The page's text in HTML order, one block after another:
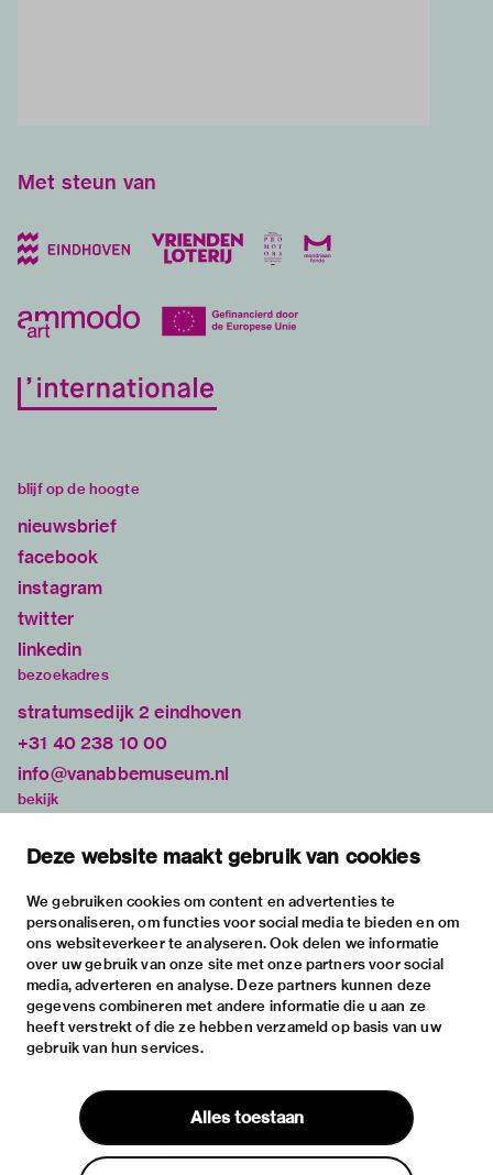
Deze website maakt gebruik van cookies
We gebruiken cookies om content en advertenties te
personaliseren, om functies voor social media te bieden en om
ons websiteverkeer te analyseren. Ook delen we informatie
over uw gebruik van onze site met onze partners voor social
media, adverteren en analyse. Deze partners kunnen deze
gegevens combineren met andere informatie die u aan ze
heeft verstrekt of die ze hebben verzameld op basis van uw
gebruik van hun services.
Alles toestaan
Met steun van
blijf op de hoogte
nieuwsbrief
facebook
instagram
twitter
linkedin
bezoekadres
stratumsedijk 2 eindhoven
+31 40 238 10 00
info@vanabbemuseum.nl
bekijk
activiteiten
praktische informatie
over
het museum
de collectie
fondsen & partners
huisregels
privacy & cookies